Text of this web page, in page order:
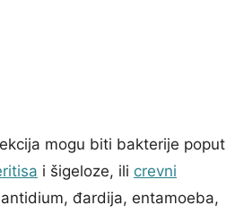
mogu biti bakterije poput
i šigeloze, ili crevni
đardija, entamoeba,